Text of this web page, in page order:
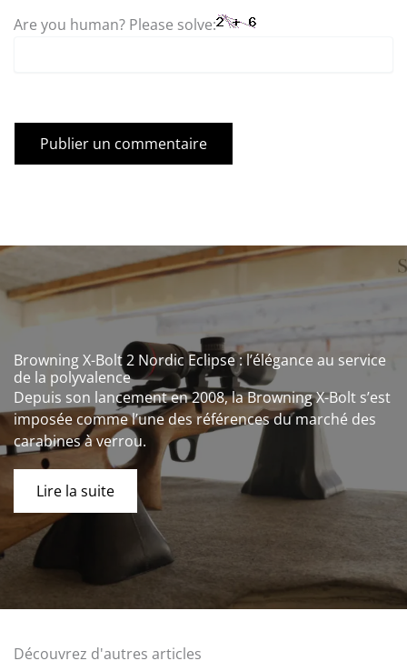
Are you human? Please solve:
Browning X-Bolt 2 Nordic Eclipse : l’élégance au service
de la polyvalence
Depuis son lancement en 2008, la Browning X-Bolt s’est
imposée comme l’une des références du marché des
carabines à verrou.
Lire la suite
Découvrez d'autres articles